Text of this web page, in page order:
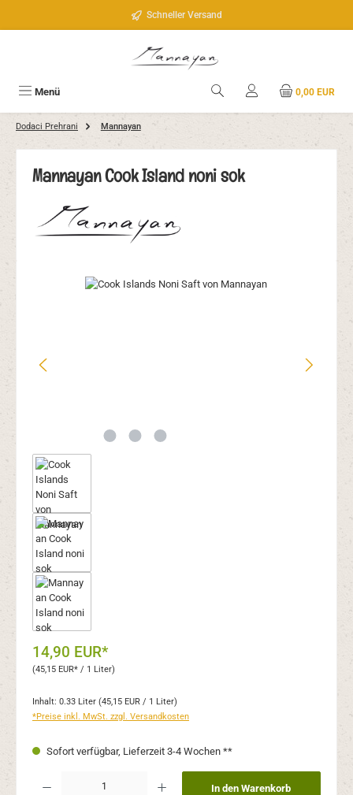
Schneller Versand
Menü 0,00 EUR
Dodaci Prehrani Mannayan
Mannayan Cook Island noni sok
Bildergalerie überspringen
14,90 EUR*
(45,15 EUR* / 1 Liter)
Inhalt: 0.33 Liter (45,15 EUR / 1 Liter)
*Preise inkl. MwSt. zzgl. Versandkosten
Sofort verfügbar, Lieferzeit 3-4 Wochen **
Produkt Anzahl: Gib den gewünschten Wert ein oder benutze die Schaltflächen
In den Warenkorb